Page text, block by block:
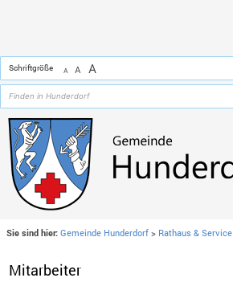
Schriftgröße A A A
Sie sind hier: Gemeinde Hunderdorf > Rathaus & Service
Mitarbeiter